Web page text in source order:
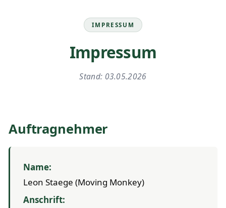
IMPRESSUM
Impressum
Stand: 03.05.2026
Auftragnehmer
Name:
Leon Staege (Moving Monkey)
Anschrift: